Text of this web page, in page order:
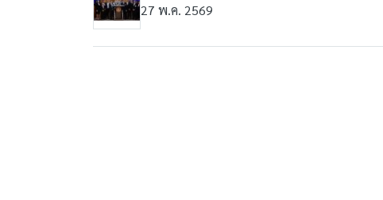
27 พ.ค. 2569